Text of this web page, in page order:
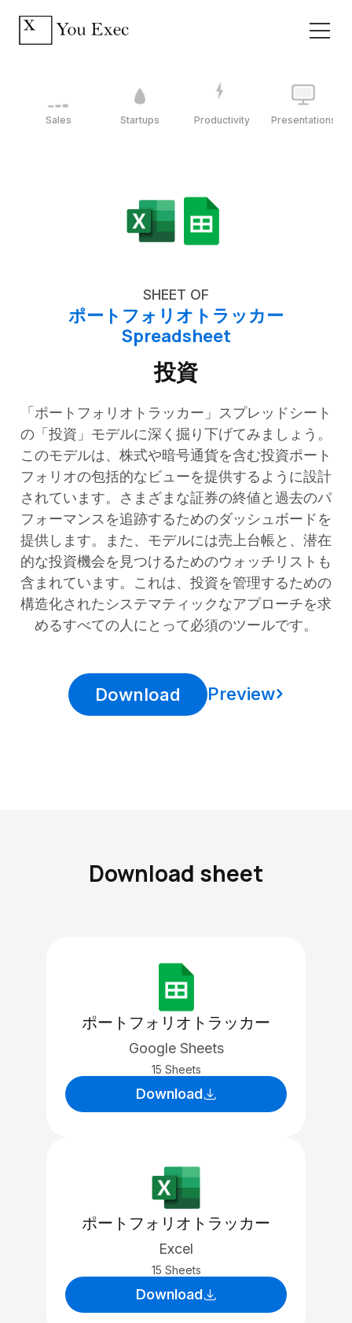
Sales Startups Productivity Presentations
SHEET OF
ポートフォリオトラッカー
Spreadsheet
投資
「ポートフォリオトラッカー」スプレッドシート
の「投資」モデルに深く掘り下げてみましょう。
このモデルは、株式や暗号通貨を含む投資ポート
フォリオの包括的なビューを提供するように設計
されています。さまざまな証券の終値と過去のパ
フォーマンスを追跡するためのダッシュボードを
提供します。また、モデルには売上台帳と、潜在
的な投資機会を見つけるためのウォッチリストも
含まれています。これは、投資を管理するための
構造化されたシステマティックなアプローチを求
めるすべての人にとって必須のツールです。
Download Preview
Download sheet
ポートフォリオトラッカー
Google Sheets
15 Sheets
Download
ポートフォリオトラッカー
Excel
15 Sheets
Download